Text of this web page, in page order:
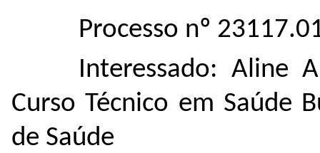
Processo nº
Interessado: Aline
Curso Técnico em Saúde
de Saúde